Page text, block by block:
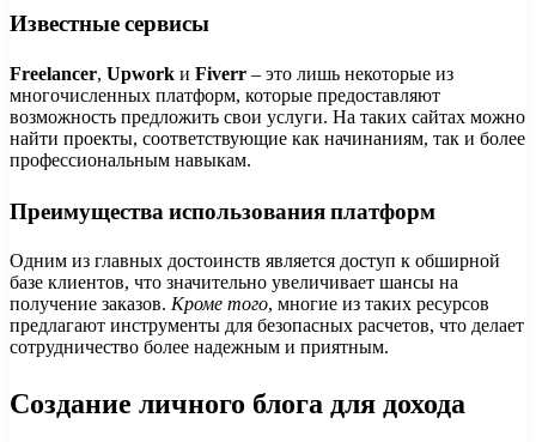
Известные сервисы
Freelancer, Upwork и Fiverr – это лишь некоторые из
многочисленных платформ, которые предоставляют
возможность предложить свои услуги. На таких сайтах можно
найти проекты, соответствующие как начинаниям, так и более
профессиональным навыкам.
Преимущества использования платформ
Одним из главных достоинств является доступ к обширной
базе клиентов, что значительно увеличивает шансы на
получение заказов. Кроме того, многие из таких ресурсов
предлагают инструменты для безопасных расчетов, что делает
сотрудничество более надежным и приятным.
Создание личного блога для дохода